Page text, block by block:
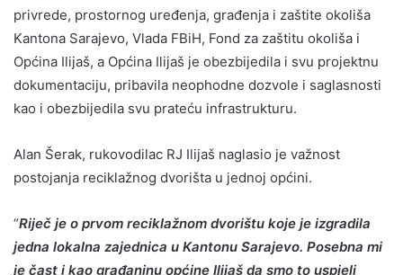
privrede, prostornog uređenja, građenja i zaštite okoliša
Kantona Sarajevo, Vlada FBiH, Fond za zaštitu okoliša i
Općina Ilijaš, a Općina Ilijaš je obezbijedila i svu projektnu
dokumentaciju, pribavila neophodne dozvole i saglasnosti
kao i obezbijedila svu prateću infrastrukturu.
Alan Šerak, rukovodilac RJ Ilijaš naglasio je važnost
postojanja reciklažnog dvorišta u jednoj općini.
“Riječ je o prvom reciklažnom dvorištu koje je izgradila
jedna lokalna zajednica u Kantonu Sarajevo. Posebna mi
je čast i kao građaninu općine Ilijaš da smo to uspjeli